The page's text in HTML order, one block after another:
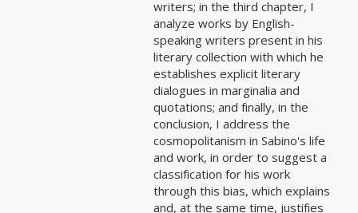
writers; in the third chapter, I
analyze works by English-
speaking writers present in his
literary collection with which he
establishes explicit literary
dialogues in marginalia and
quotations; and finally, in the
conclusion, I address the
cosmopolitanism in Sabino's life
and work, in order to suggest a
classification for his work
through this bias, which explains
and, at the same time, justifies